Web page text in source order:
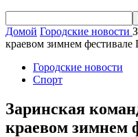
Домой Городские новости
краевом зимнем
Городские новости
Спорт
Заринская
краевом зимнем